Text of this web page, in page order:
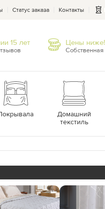
Статус заказа Контакты
15 лет Цены ниже!
Домашний
текстиль